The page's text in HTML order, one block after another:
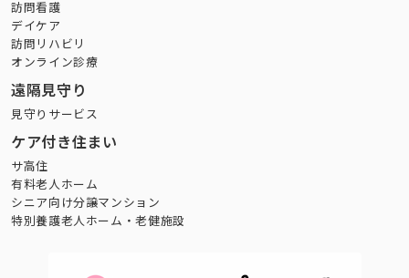
訪問看護
デイケア
訪問リハビリ
オンライン診療
遠隔見守り
見守りサービス
ケア付き住まい
サ高住
有料老人ホーム
シニア向け分譲マンション
特別養護老人ホーム・老健施設